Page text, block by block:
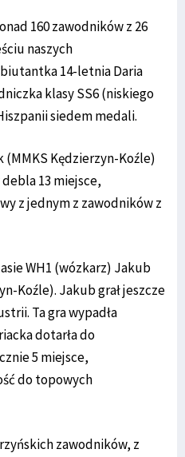
160 zawodników z 26
naszych
14-letnia Daria
klasy SS6 (niskiego
siedem medali.
(MMKS Kędzierzyn-Koźle)
debla 13 miejsce,
z jednym z zawodników z
WH1 (wózkarz) Jakub
Koźle). Jakub grał jeszcze
Ta gra wypadła
dotarła do
5 miejsce,
do topowych
zawodników, z